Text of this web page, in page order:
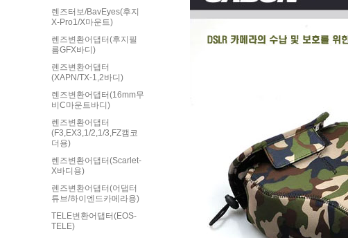
렌즈터보/BavEyes(후지
X-Pro1/X마운트)
렌즈변환어댑터(후지필
름GFX바디)
렌즈변환어댑터
(XAPN/TX-1,2바디)
렌즈변환어댑터(16mm무
비C마운트바디)
렌즈변환어댑터
(F3,EX3,1/2,1/3,FZ캠코
더용)
렌즈변환어댑터(Scarlet-
X바디용)
렌즈변환어댑터(어댑터
튜브/하이엔드카메라용)
TELE변환어댑터(EOS-
TELE)